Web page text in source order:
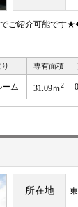
ご紹介可能です
専有面積
ーム 31.09ｍ2
所在地